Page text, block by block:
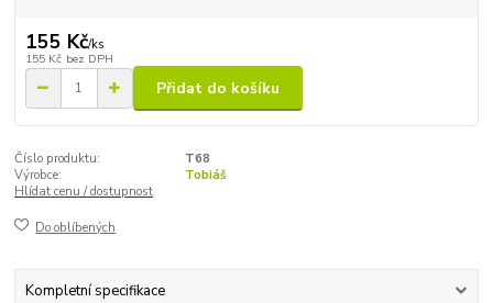
155 Kč/ks
155 Kč bez DPH
Přidat do košíku
Číslo produktu:
T68
Výrobce:
Tobiáš
Hlídat cenu / dostupnost
Do oblíbených
Kompletní specifikace